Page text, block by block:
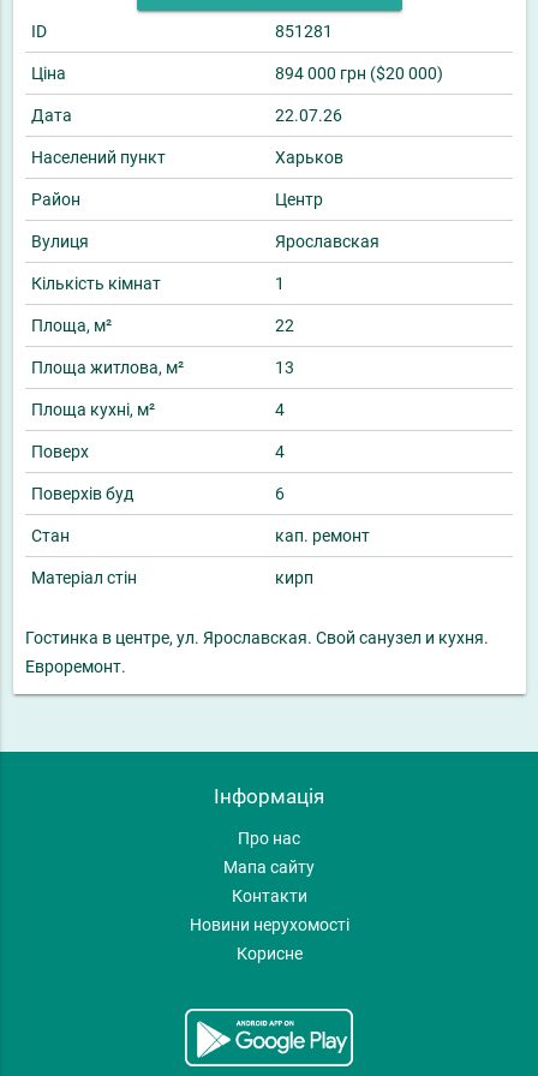
ID 851281
Ціна 894 000 грн ($20 000)
Дата 22.07.26
Населений пункт Харьков
Район Центр
Вулиця Ярославская
Кількість кімнат 1
Площа, м² 22
Площа житлова, м² 13
Площа кухні, м² 4
Поверх 4
Поверхів буд 6
Стан кап. ремонт
Матеріал стін кирп
Гостинка в центре, ул. Ярославская. Свой санузел и кухня.
Евроремонт.
Інформація
Про нас
Мапа сайту
Контакти
Новини нерухомості
Корисне